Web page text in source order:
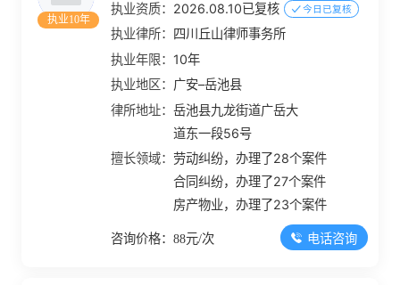
执业10年
执业资质： 2026.08.10已复核 今日已复核
执业律所： 四川丘山律师事务所
执业年限： 10年
执业地区： 广安–岳池县
律所地址：岳池县九龙街道广岳大
道东一段56号
擅长领域：劳动纠纷，办理了28个案件
合同纠纷，办理了27个案件
房产物业，办理了23个案件
咨询价格：88元/次 电话咨询